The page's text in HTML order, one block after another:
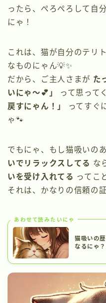
ったら、ぺろぺろして自
にゃ！
これは、猫が自分のテリ
なものにゃん💡✨
だから、ご主人さまが た
いにゃ〜💕」
って思って
戻すにゃん！」
ってすぐ
ゃ🐾
でもにゃ、もし猫吸いの
いでリラックスしてる な
いを受け入れてる ってこ
それは、かなりの信頼の
あわせて読みたいにゃ
猫吸いの
なるにゃ